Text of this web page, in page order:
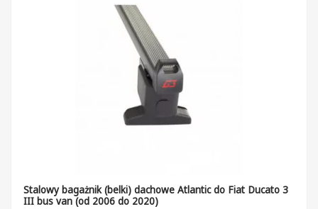
Stalowy bagażnik (belki) dachowe Atlantic do Fiat Ducato 3
III bus van (od 2006 do 2020)